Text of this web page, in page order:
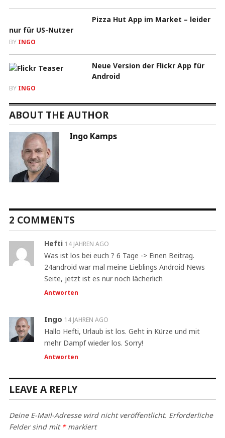
Pizza Hut App im Market – leider
nur für US-Nutzer
BY INGO
Neue Version der Flickr App für
Android
BY INGO
ABOUT THE AUTHOR
Ingo Kamps
2 COMMENTS
Hefti 14 JAHREN AGO
Was ist los bei euch ? 6 Tage -> Einen Beitrag.
24android war mal meine Lieblings Android News
Seite, jetzt ist es nur noch lächerlich
Antworten
Ingo 14 JAHREN AGO
Hallo Hefti, Urlaub ist los. Geht in Kürze und mit
mehr Dampf wieder los. Sorry!
Antworten
LEAVE A REPLY
Deine E-Mail-Adresse wird nicht veröffentlicht. Erforderliche
Felder sind mit *markiert